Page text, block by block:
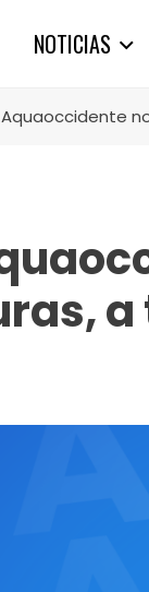
NOTICIAS
Aquaoccidente
a